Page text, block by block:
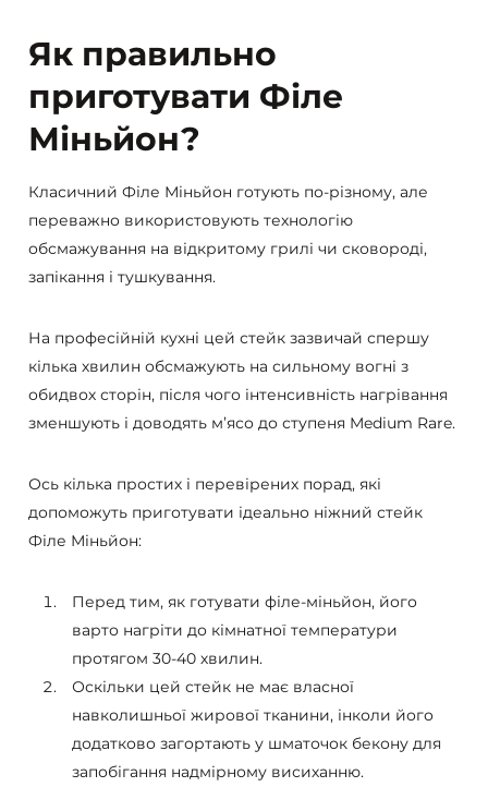
Як правильно
приготувати Філе
Міньйон?
Класичний Філе Міньйон готують по-різному, але
переважно використовують технологію
обсмажування на відкритому грилі чи сковороді,
запікання і тушкування.
На професійній кухні цей стейк зазвичай спершу
кілька хвилин обсмажують на сильному вогні з
обидвох сторін, після чого інтенсивність нагрівання
зменшують і доводять м’ясо до ступеня Medium Rare.
Ось кілька простих і перевірених порад, які
допоможуть приготувати ідеально ніжний стейк
Філе Міньйон:
Перед тим, як готувати філе-міньйон, його
варто нагріти до кімнатної температури
протягом 30-40 хвилин.
Оскільки цей стейк не має власної
навколишньої жирової тканини, інколи його
додатково загортають у шматочок бекону для
запобігання надмірному висиханню.